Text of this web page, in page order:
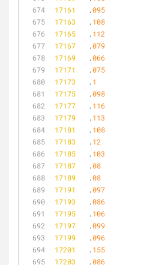
17161
	.
095
17163
	.
108
17165
	.
112
17167
	.
079
17169
	.
066
17171
	.
075
17173
	.
1
17175
	.
098
17177
	.
116
17179
	.
113
17181
	.
108
17183
	.
12
17185
	.
103
17187
	.
08
17189
	.
08
17191
	.
097
17193
	.
086
17195
	.
106
17197
	.
099
17199
	.
096
17201
	.
155
17203
	.
086